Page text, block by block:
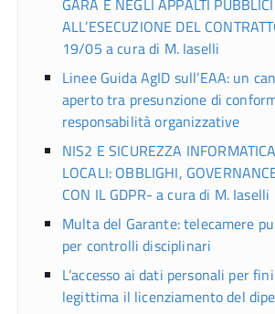
GARA E NEGLI APPALTI
ALL’ESECUZIONE DEL
19/05 a cura di M. Iaselli
Linee Guida AgID sull’EAA: un
aperto tra presunzione di
responsabilità organizzative
NIS2 E SICUREZZA
LOCALI: OBBLIGHI,
CON IL GDPR- a cura di M. Iaselli
Multa del Garante: telecamere
per controlli disciplinari
L’accesso ai dati personali per
legittima il licenziamento del